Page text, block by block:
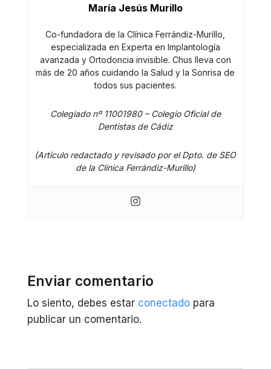
María Jesús Murillo
Co-fundadora de la Clínica Ferrándiz-Murillo,
especializada en Experta en Implantología
avanzada y Ortodoncia invisible. Chus lleva con
más de 20 años cuidando la Salud y la Sonrisa de
todos sus pacientes.
Colegiado nº 11001980 – Colegio Oficial de
Dentistas de Cádiz
(Artículo redactado y revisado por el Dpto. de SEO
de la Clínica Ferrándiz-Murillo)
Enviar comentario
Lo siento, debes estar conectadopara
publicar un comentario.